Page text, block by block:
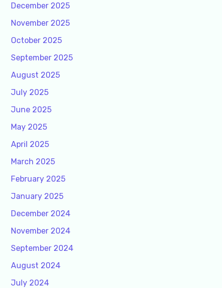
December 2025
November 2025
October 2025
September 2025
August 2025
July 2025
June 2025
May 2025
April 2025
March 2025
February 2025
January 2025
December 2024
November 2024
September 2024
August 2024
July 2024